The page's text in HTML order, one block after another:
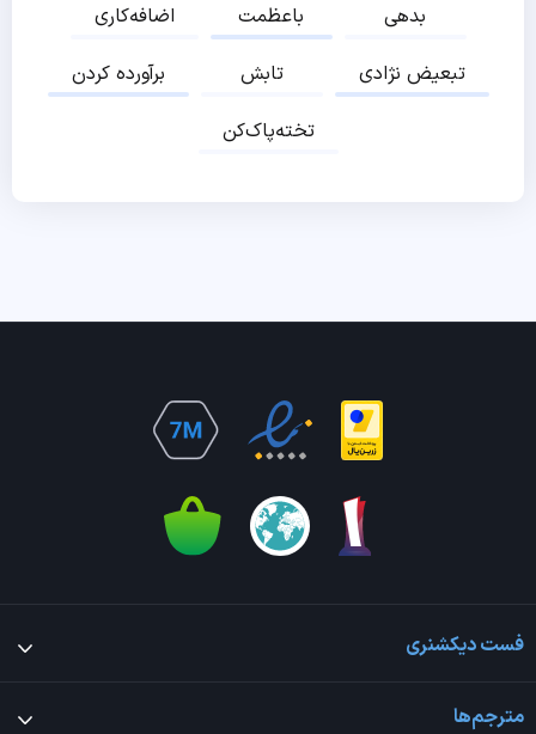
اضافه‌کاری
باعظمت
بدهی
برآورده کردن
تابش
تبعیض نژادی
تخته‌پاک‌کن
فست دیکشنری
مترجم‌ها